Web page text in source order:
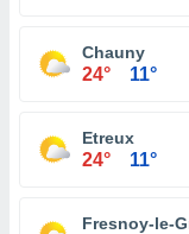
Chauny
24° 11°
Etreux
24° 11°
Fresnoy-le-